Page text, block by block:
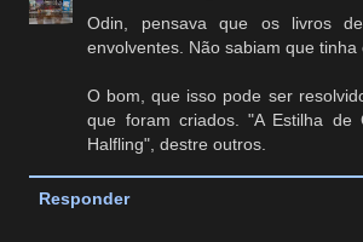
Odin, pensava que os livros
envolventes. Não sabiam que tinha
O bom, que isso pode ser
que foram criados. "A Estilha de
Halfling", destre outros.
Responder